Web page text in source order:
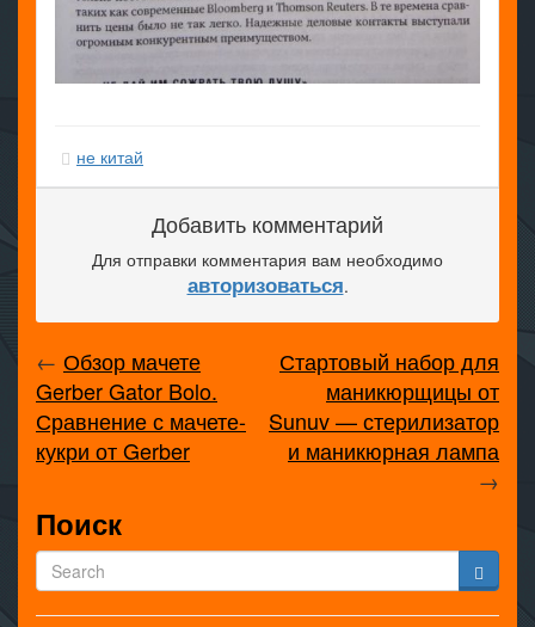
не китай
Добавить комментарий
Для отправки комментария вам необходимо
авторизоваться.
← Обзор мачете
Gerber Gator Bolo.
Сравнение с мачете-
кукри от Gerber
Стартовый набор для
маникюрщицы от
Sunuv — стерилизатор
и маникюрная лампа
→
Поиск